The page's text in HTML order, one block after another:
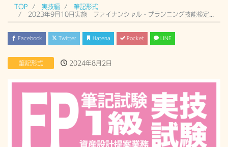
TOP 実技編
筆記形式
Facebook Twitter Hatena Pocket LINE
筆記形式 2024年8月2日